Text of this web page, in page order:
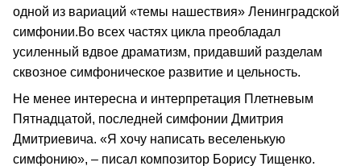
одной из вариаций «темы нашествия» Ленинградской
симфонии.Во всех частях цикла преобладал
усиленный вдвое драматизм, придавший разделам
сквозное симфоническое развитие и цельность.
Не менее интересна и интерпретация Плетневым
Пятнадцатой, последней симфонии Дмитрия
Дмитриевича. «Я хочу написать веселенькую
симфонию», – писал композитор Борису Тищенко.